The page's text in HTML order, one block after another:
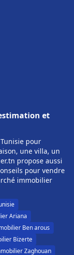
et
pour
une villa, un
propose aussi
pour vendre
immobilier
Ariana
Ben arous
Bizerte
Zaghouan